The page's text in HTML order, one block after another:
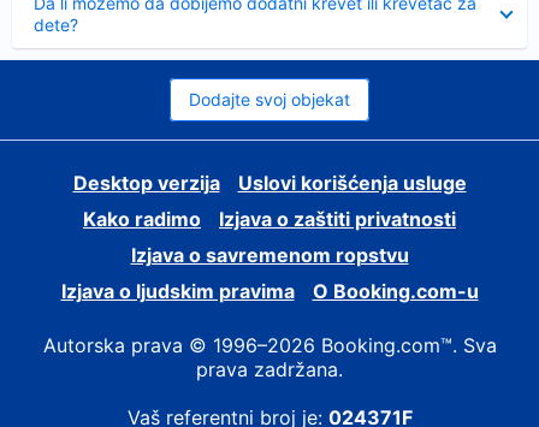
dete?
Dodajte svoj objekat
Desktop verzija
Uslovi korišćenja usluge
Kako radimo
Izjava o zaštiti privatnosti
Izjava o savremenom ropstvu
Izjava o ljudskim pravima
О Booking.com-u
Autorska prava © 1996–2026 Booking.com™. Sva
prava zadržana.
Vaš referentni broj je: 024371F